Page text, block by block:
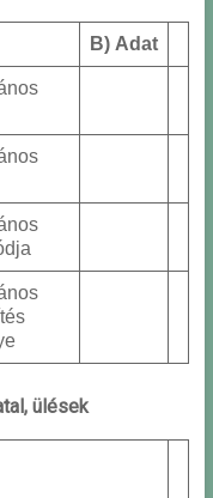
B) Adat
ülések